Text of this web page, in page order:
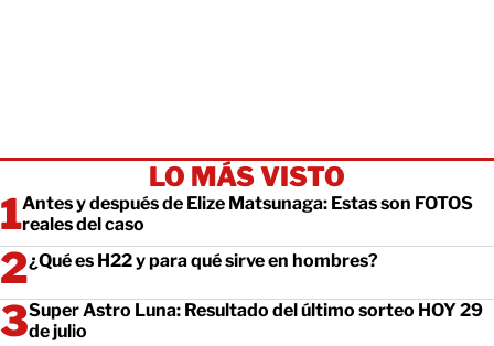
LO MÁS VISTO
Antes y después de Elize Matsunaga: Estas son FOTOS
reales del caso
¿Qué es H22 y para qué sirve en hombres?
Super Astro Luna: Resultado del último sorteo HOY 29
de julio